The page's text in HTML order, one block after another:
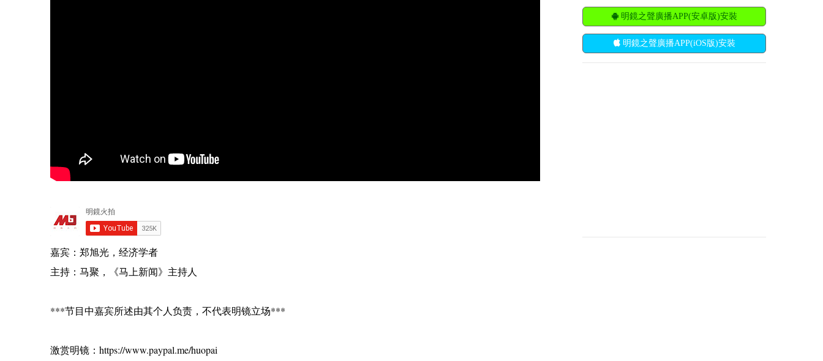
嘉宾：郑旭光，经济学者
主持：马聚，《马上新闻》主持人
***节目中嘉宾所述由其个人负责，不代表明镜立场***
激赏明镜：https://www.paypal.me/huopai
明鏡之聲廣播APP(安卓版)安裝
明鏡之聲廣播APP(iOS版)安裝